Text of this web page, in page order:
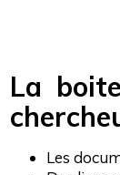
La
Les